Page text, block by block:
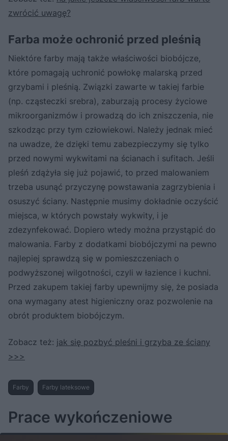
zwrócić uwagę?
Farba może ochronić przed pleśnią
Niektóre farby mają także właściwości biobójcze,
które pomagają uchronić powłokę malarską przed
grzybami i pleśnią. Związki zawarte w takiej farbie
(np. cząsteczki srebra), zaburzają procesy życiowe
mikroorganizmów i prowadzą do ich zniszczenia, nie
szkodząc przy tym człowiekowi. Należy jednak mieć
na uwadze, że dzięki temu zabezpieczymy się tylko
przed nowymi wykwitami na ścianach i sufitach. Jeśli
pleśń zdążyła się już pojawić, to przed malowaniem
trzeba usunąć przyczynę powstawania zagrzybienia i
osuszyć ściany. Następnie musimy dokładnie oczyścić
miejsca, w których powstały wykwity, i je
zdezynfekować. Dopiero wtedy można przystąpić do
malowania. Farby z dodatkami biobójczymi na pewno
najlepiej sprawdzą się w pomieszczeniach o
podwyższonej wilgotności, czyli w łazience i kuchni.
Przed zakupem takiej farby upewnijmy się, że posiada
ona wymagany atest higieniczny oraz pozwolenie na
obrót produktem biobójczym.
Zobacz też: jak się pozbyć pleśni i grzyba ze ściany
>>>
Farby Farby lateksowe
Prace wykończeniowe